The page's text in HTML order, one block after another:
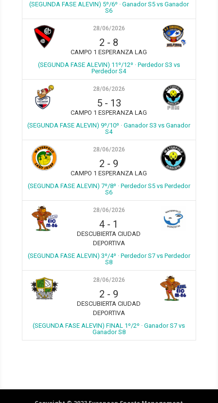
(SEGUNDA FASE ALEVIN) 5º/6º · Ganador S5 vs Ganador
S6
28/06/2026
2 - 8
CAMPO 1 ESPERANZA LAG
(SEGUNDA FASE ALEVIN) 11º/12º · Perdedor S3 vs
Perdedor S4
28/06/2026
5- 13
CAMPO 1 ESPERANZA LAG
(SEGUNDA FASE ALEVIN) 9º/10º · Ganador S3 vs Ganador
S4
28/06/2026
2 - 9
CAMPO 1 ESPERANZA LAG
(SEGUNDA FASE ALEVIN) 7º/8º · Perdedor S5 vs Perdedor
S6
28/06/2026
4 - 1
DESCUBIERTA CIUDAD
DEPORTIVA
(SEGUNDA FASE ALEVIN) 3º/4º · Perdedor S7 vs Perdedor
S8
28/06/2026
2 - 9
DESCUBIERTA CIUDAD
DEPORTIVA
(SEGUNDA FASE ALEVIN) FINAL 1º/2º · Ganador S7 vs
Ganador S8